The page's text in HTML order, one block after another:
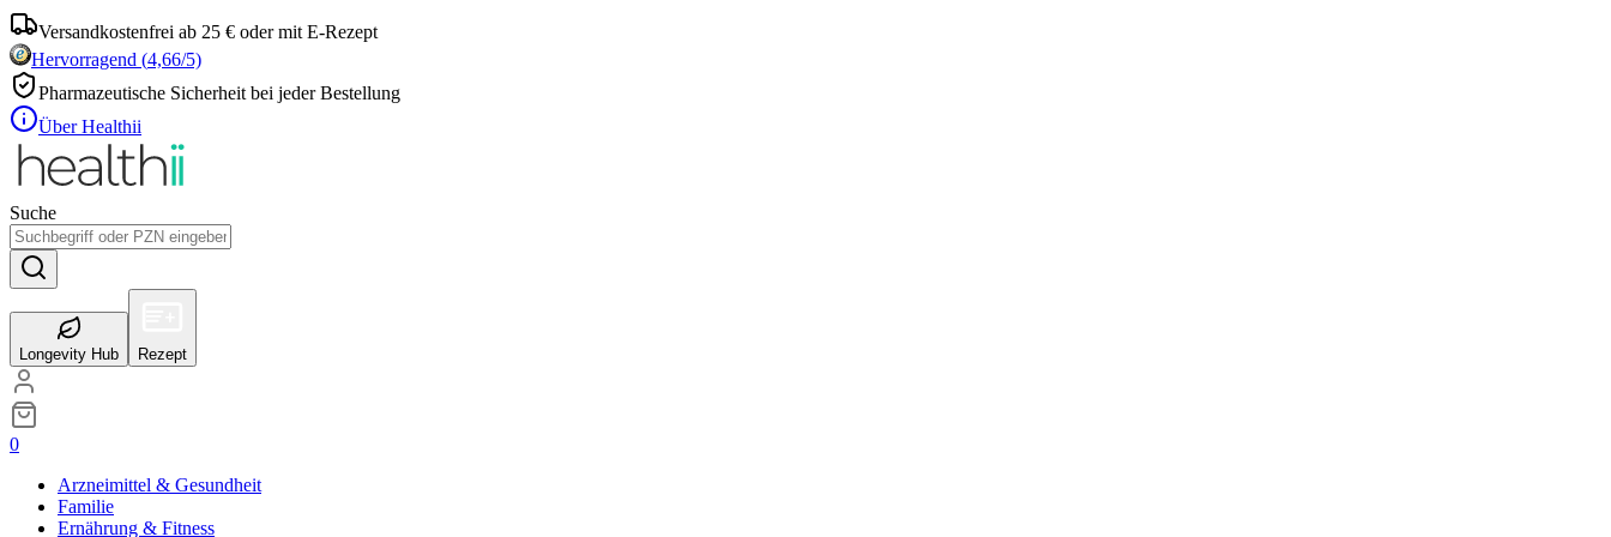
Versandkostenfrei ab 25 € oder mit E-Rezept
Hervorragend (4,66/5)
Pharmazeutische Sicherheit bei jeder Bestellung
Über Healthii
Suche
Longevity Hub Rezept
0
Arzneimittel & Gesundheit
Familie
Ernährung & Fitness